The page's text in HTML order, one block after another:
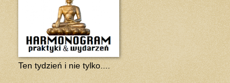
Ten tydzień i nie tylko....